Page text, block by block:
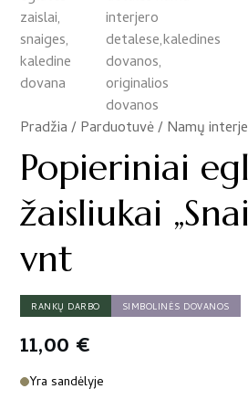
Pradžia/Parduotuvė/Namų
/
Popieriniai
žaisliukai
vnt
RANKŲ DARBO SIMBOLINĖS DOVANOS
11,00 €
Yra sandėlyje